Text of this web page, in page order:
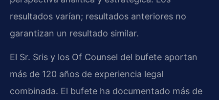
resultados varían; resultados anteriores no
garantizan un resultado similar.
El Sr. Sris y los Of Counsel del bufete aportan
más de 120 años de experiencia legal
combinada. El bufete ha documentado más de